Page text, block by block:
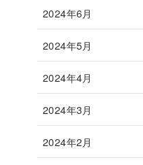
2024年6月
2024年5月
2024年4月
2024年3月
2024年2月